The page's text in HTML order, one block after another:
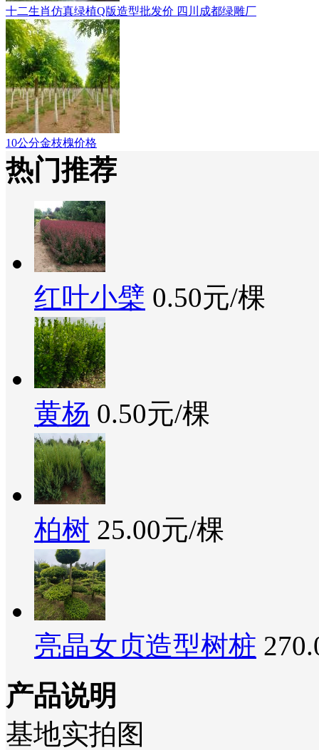
十二生肖仿真绿植Q版造型批发价 四川成都绿雕厂
10公分金枝槐价格
热门推荐
红叶小檗 0.50元/棵
黄杨 0.50元/棵
柏树 25.00元/棵
亮晶女贞造型树桩
产品说明
基地实拍图